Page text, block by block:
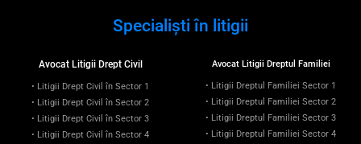
Specialiști în litigii
Avocat Litigii Drept Civil
• Litigii Drept Civil în Sector 1
• Litigii Drept Civil în Sector 2
• Litigii Drept Civil în Sector 3
• Litigii Drept Civil în Sector 4
Avocat Litigii Dreptul Familiei
• Litigii Dreptul Familiei Sector 1
• Litigii Dreptul Familiei Sector 2
• Litigii Dreptul Familiei Sector 3
• Litigii Dreptul Familiei Sector 4